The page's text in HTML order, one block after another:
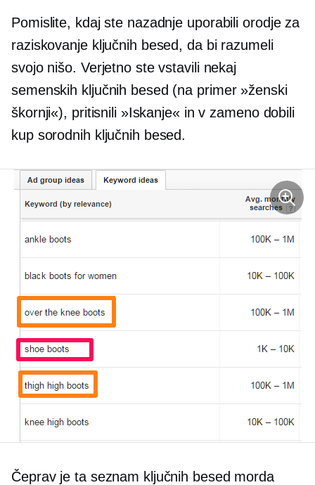
Pomislite, kdaj ste nazadnje uporabili orodje za
raziskovanje ključnih besed, da bi razumeli
svojo nišo. Verjetno ste vstavili nekaj
semenskih ključnih besed (na primer »ženski
škornji«), pritisnili »Iskanje« in v zameno dobili
kup sorodnih ključnih besed.
Čeprav je ta seznam ključnih besed morda